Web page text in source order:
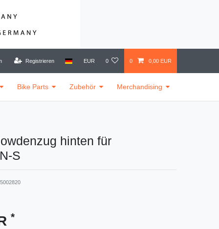
Registrieren EUR 0 0 0,00 EUR
Bike Parts Zubehör Merchandising
hinten für
S
*